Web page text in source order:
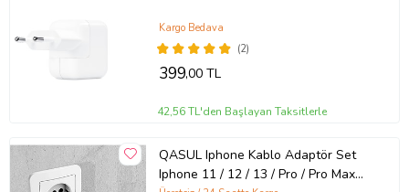
(2)
Kargo Bedava
399,00 TL
42,56 TL'den Başlayan Taksitlerle
QASUL Iphone Kablo Adaptör Set
Iphone 11 / 12 / 13 / Pro / Pro Max